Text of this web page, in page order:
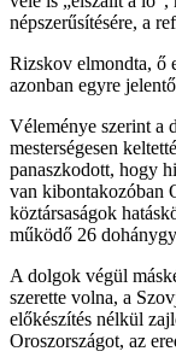
népszerűsítésére, a
Rizskov elmondta, ő
azonban egyre
Véleménye szerint a
mesterségesen
panaszkodott, hogy
van kibontakozóban
köztársaságok
működő 26
A dolgok végül
szerette volna, a
előkészítés nélkül
Oroszországot, az